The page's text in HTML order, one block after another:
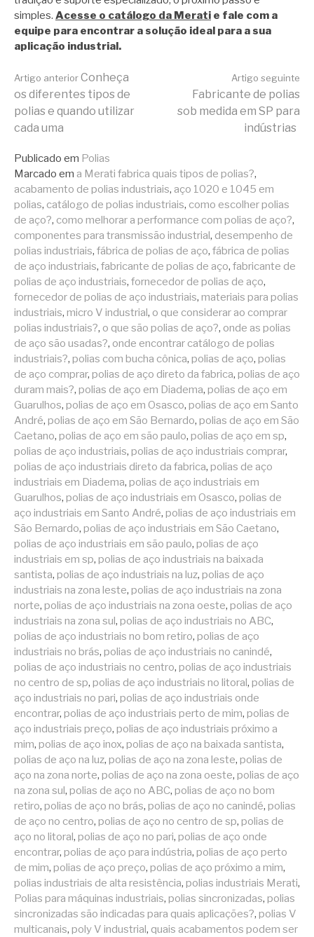
simples. Acesse o catálogo da Merati e fale com a
equipe para encontrar a solução ideal para a sua
aplicação industrial.
Continue
lendo
Artigo anteriorConheça
os diferentes tipos de
polias e quando utilizar
cada uma
Artigo seguinte
Fabricante de polias
sob medida em SP para
indústrias
Publicado em Polias
Marcado em a Merati fabrica quais tipos de polias?,
acabamento de polias industriais, aço 1020 e 1045 em
polias, catálogo de polias industriais, como escolher polias
de aço?, como melhorar a performance com polias de aço?,
componentes para transmissão industrial, desempenho de
polias industriais, fábrica de polias de aço, fábrica de polias
de aço industriais, fabricante de polias de aço, fabricante de
polias de aço industriais, fornecedor de polias de aço,
fornecedor de polias de aço industriais, materiais para polias
industriais, micro V industrial, o que considerar ao comprar
polias industriais?, o que são polias de aço?, onde as polias
de aço são usadas?, onde encontrar catálogo de polias
industriais?, polias com bucha cônica, polias de aço, polias
de aço comprar, polias de aço direto da fabrica, polias de aço
duram mais?, polias de aço em Diadema, polias de aço em
Guarulhos, polias de aço em Osasco, polias de aço em Santo
André, polias de aço em São Bernardo, polias de aço em São
Caetano, polias de aço em são paulo, polias de aço em sp,
polias de aço industriais, polias de aço industriais comprar,
polias de aço industriais direto da fabrica, polias de aço
industriais em Diadema, polias de aço industriais em
Guarulhos, polias de aço industriais em Osasco, polias de
aço industriais em Santo André, polias de aço industriais em
São Bernardo, polias de aço industriais em São Caetano,
polias de aço industriais em são paulo, polias de aço
industriais em sp, polias de aço industriais na baixada
santista, polias de aço industriais na luz, polias de aço
industriais na zona leste, polias de aço industriais na zona
norte, polias de aço industriais na zona oeste, polias de aço
industriais na zona sul, polias de aço industriais no ABC,
polias de aço industriais no bom retiro, polias de aço
industriais no brás, polias de aço industriais no canindé,
polias de aço industriais no centro, polias de aço industriais
no centro de sp, polias de aço industriais no litoral, polias de
aço industriais no pari, polias de aço industriais onde
encontrar, polias de aço industriais perto de mim, polias de
aço industriais preço, polias de aço industriais próximo a
mim, polias de aço inox, polias de aço na baixada santista,
polias de aço na luz, polias de aço na zona leste, polias de
aço na zona norte, polias de aço na zona oeste, polias de aço
na zona sul, polias de aço no ABC, polias de aço no bom
retiro, polias de aço no brás, polias de aço no canindé, polias
de aço no centro, polias de aço no centro de sp, polias de
aço no litoral, polias de aço no pari, polias de aço onde
encontrar, polias de aço para indústria, polias de aço perto
de mim, polias de aço preço, polias de aço próximo a mim,
polias industriais de alta resistência, polias industriais Merati,
Polias para máquinas industriais, polias sincronizadas, polias
sincronizadas são indicadas para quais aplicações?, polias V
multicanais, poly V industrial, quais acabamentos podem ser